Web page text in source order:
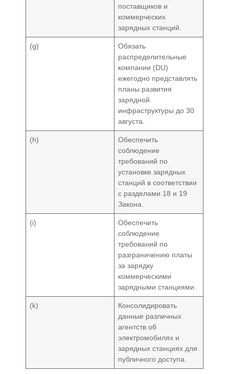
поставщиков и
коммерческих
зарядных станций.
(g)
Обязать
распределительные
компании (DU)
ежегодно представлять
планы развития
зарядной
инфраструктуры до 30
августа.
(h)
Обеспечить
соблюдение
требований по
установке зарядных
станций в соответствии
с разделами 18 и 19
Закона.
(i)
Обеспечить
соблюдение
требований по
разграничению платы
за зарядку
коммерческими
зарядными станциями.
(k)
Консолидировать
данные различных
агентств об
электромобилях и
зарядных станциях для
публичного доступа.